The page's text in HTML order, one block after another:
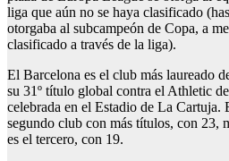
liga que aún no se haya clasificado
otorgaba al subcampeón de Copa, a
clasificado a través de la liga).
El Barcelona es el club más laureado
su 31º título global contra el Athletic
celebrada en el Estadio de La
segundo club con más títulos, con 23,
es el tercero, con 19.